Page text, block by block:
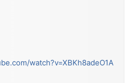
watch?v=XBKh8adeO1A